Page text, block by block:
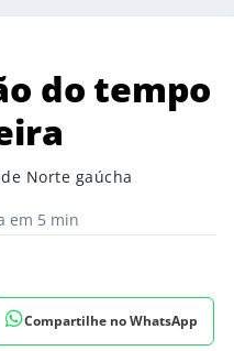
do tempo
Norte gaúcha
em 5 min
Compartilhe no WhatsApp